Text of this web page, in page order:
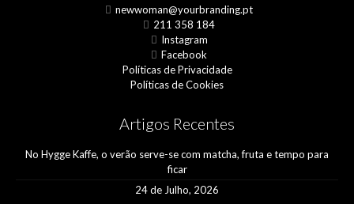
newwoman@yourbranding.pt
211 358 184
Instagram
Facebook
Políticas de Privacidade
Políticas de Cookies
Artigos Recentes
No Hygge Kaffe, o verão serve-se com matcha, fruta e tempo para
ficar
24 de Julho, 2026